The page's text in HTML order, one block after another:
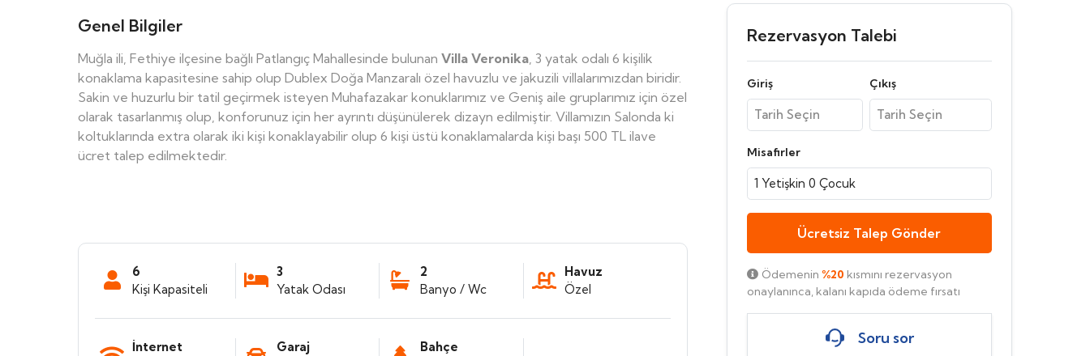
Genel Bilgiler
Muğla ili, Fethiye ilçesine bağlı Patlangıç Mahallesinde bulunan Villa Veronika, 3 yatak odalı 6 kişilik
konaklama kapasitesine sahip olup Dublex Doğa Manzaralı özel havuzlu ve jakuzili villalarımızdan biridir.
Sakin ve huzurlu bir tatil geçirmek isteyen Muhafazakar konuklarımız ve Geniş aile gruplarımız için özel
olarak tasarlanmış olup, konforunuz için her ayrıntı düşünülerek dizayn edilmiştir. Villamızın Salonda ki
koltuklarında extra olarak iki kişi konaklayabilir olup 6 kişi üstü konaklamalarda kişi başı 500 TL ilave
ücret talep edilmektedir.
6
Kişi Kapasiteli
3
Yatak Odası
2
Banyo / Wc
Havuz
Özel
İnternet
Garaj
Bahçe
Rezervasyon Talebi
Giriş Çıkış
Misafirler
1 Yetişkin 0 Çocuk
Ücretsiz Talep Gönder
Ödemenin %20 kısmını rezervasyon
onaylanınca, kalanı kapıda ödeme fırsatı
Soru sor